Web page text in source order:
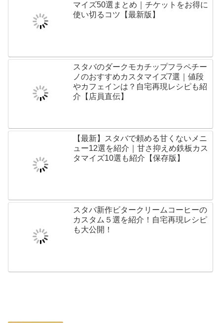
マイズ50選まとめ｜チケットをお得に
使い切るコツ【最新版】
スタバのダークモカチップフラペチー
ノのおすすめカスタマイズ7選｜値段
やカフェインは？自宅再現レシピも紹
介【店員直伝】
【最新】スタバで頼める甘くないメニ
ュー12選を紹介｜甘さ抑えめ鉄板カス
タマイズ10選も紹介【保存版】
スタバ新作ビタークリームコーヒーの
カスタム５選を紹介！自宅再現レシピ
も大公開！